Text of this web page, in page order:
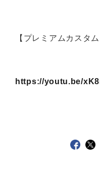
【プレミアムカスタ
https://youtu.be/